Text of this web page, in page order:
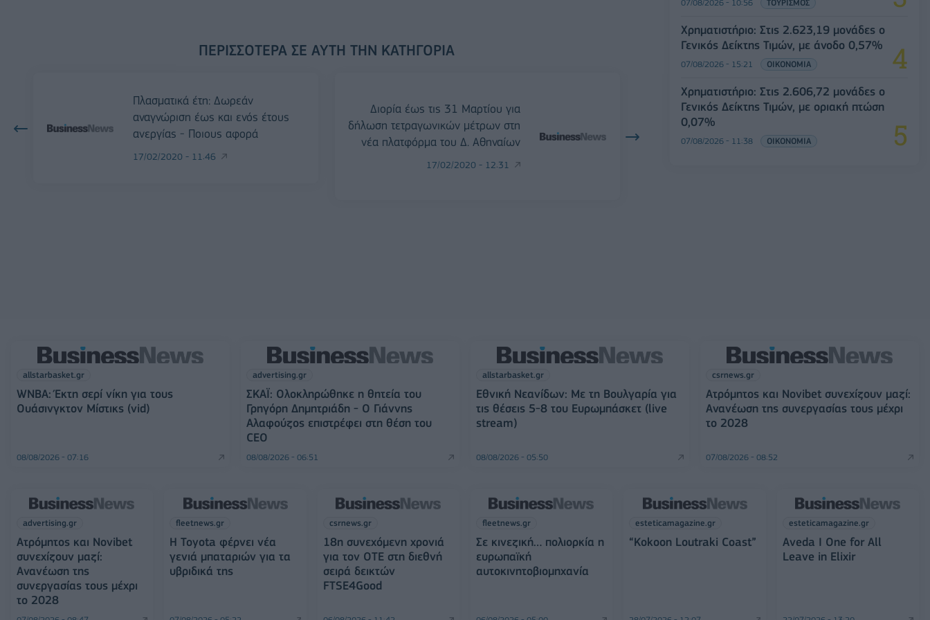
ΠΕΡΙΣΣΌΤΕΡΑ ΣΕ ΑΥΤΉ ΤΗΝ ΚΑΤΗΓΟΡΊΑ
Πλασματικά έτη: Δωρεάν
αναγνώριση έως και ενός έτους
ανεργίας - Ποιους αφορά
17/02/2020 - 11:46
Διορία έως τις 31 Μαρτίου για
δήλωση τετραγωνικών μέτρων στη
νέα πλατφόρμα του Δ. Αθηναίων
17/02/2020 - 12:31
07/08/2026 - 10:56 ΤΟΥΡΙΣΜΟΣ
Χρηματιστήριο: Στις 2.623,19 μονάδες ο
Γενικός Δείκτης Τιμών, με άνοδο 0,57%
07/08/2026 - 15:21 ΟΙΚΟΝΟΜΙΑ
Χρηματιστήριο: Στις 2.606,72 μονάδες ο
Γενικός Δείκτης Τιμών, με οριακή πτώση
0,07%
07/08/2026 - 11:38 ΟΙΚΟΝΟΜΙΑ
allstarbasket.gr
WNBA: Έκτη σερί νίκη για τους
Ουάσινγκτον Μίστικς (vid)
08/08/2026 - 07:16
advertising.gr
ΣΚΑΪ: Ολοκληρώθηκε η θητεία του
Γρηγόρη Δημητριάδη - Ο Γιάννης
Αλαφούζος επιστρέφει στη θέση του
CEO
08/08/2026 - 06:51
allstarbasket.gr
Εθνική Νεανίδων: Με τη Βουλγαρία για
τις θέσεις 5-8 του Ευρωμπάσκετ (live
stream)
08/08/2026 - 05:50
csrnews.gr
Ατρόμητος και Novibet συνεχίζουν μαζί:
Ανανέωση της συνεργασίας τους μέχρι
το 2028
07/08/2026 - 08:52
advertising.gr
Ατρόμητος και Novibet
συνεχίζουν μαζί:
Ανανέωση της
συνεργασίας τους μέχρι
το 2028
fleetnews.gr
Η Toyota φέρνει νέα
γενιά μπαταριών για τα
υβριδικά της
csrnews.gr
18η συνεχόμενη χρονιά
για τον ΟΤΕ στη διεθνή
σειρά δεικτών
FTSE4Good
fleetnews.gr
Σε κινεζική… πολιορκία η
ευρωπαϊκή
αυτοκινητοβιομηχανία
esteticamagazine.gr
“Kokoon Loutraki Coast”
esteticamagazine.gr
Aveda I One for All
Leave in Elixir